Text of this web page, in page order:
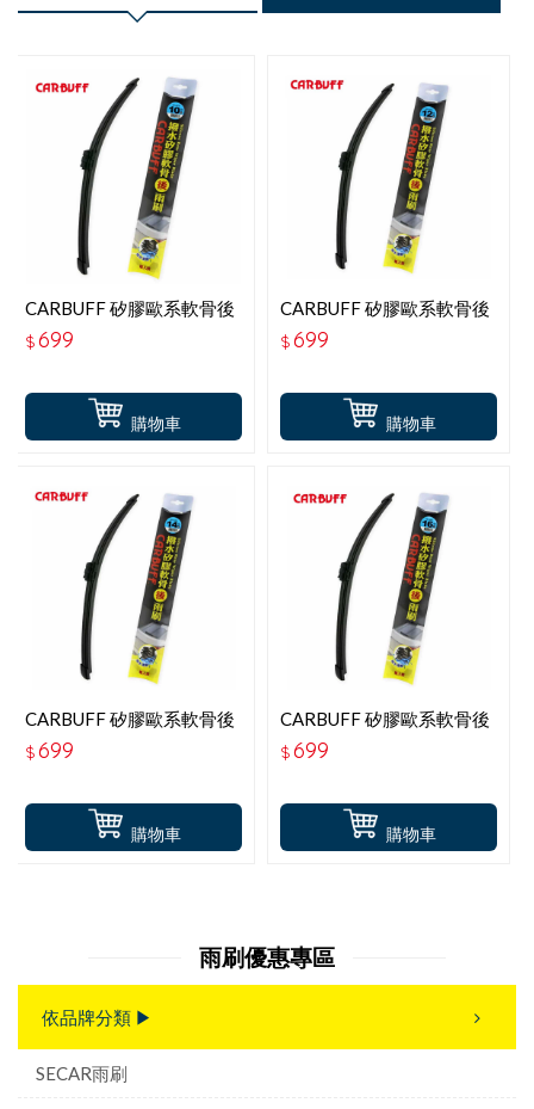
購物車
CARBUFF 矽膠歐系軟骨後
雨刷 10吋-255MM
$699
購物車
CARBUFF 矽膠歐系軟骨後
雨刷 12吋-305MM
$699
購物車
CARBUFF 矽膠歐系軟骨後
雨刷 14吋-355MM
$699
購物車
CARBUFF 矽膠歐系軟骨後
雨刷 16吋-405MM
$699
雨刷優惠專區
依品牌分類 ▶
SECAR雨刷